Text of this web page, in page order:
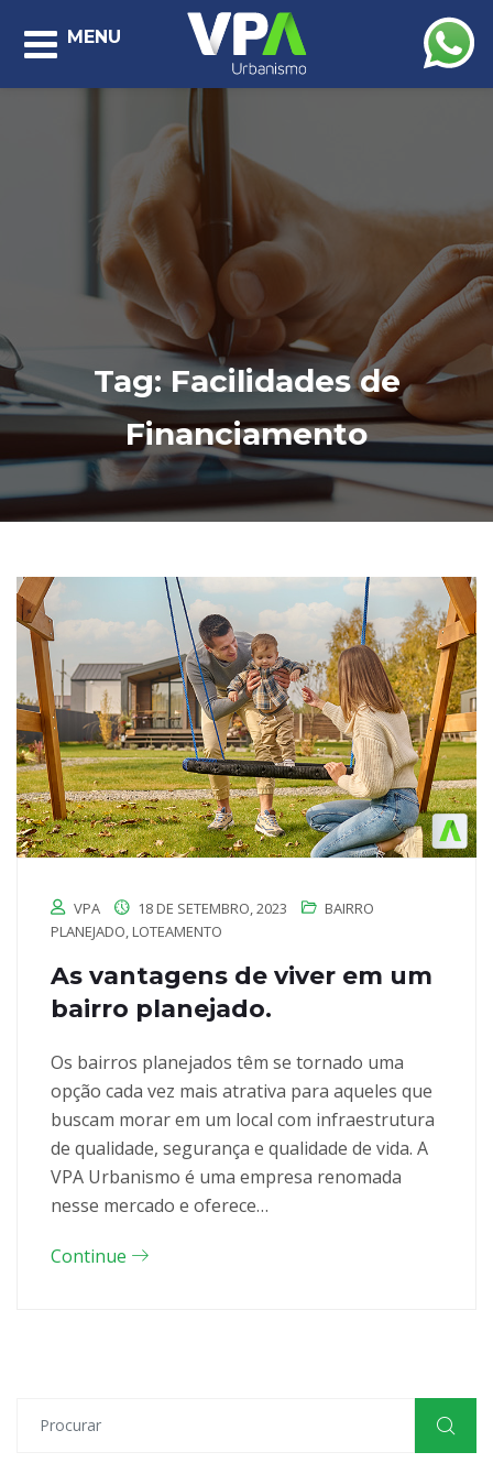
Tag:Facilidades de
Financiamento
VPA 18 DE SETEMBRO, 2023
BAIRRO
PLANEJADO, LOTEAMENTO
As vantagens de viver em um
bairro planejado.
Os bairros planejados têm se tornado uma
opção cada vez mais atrativa para aqueles que
buscam morar em um local com infraestrutura
de qualidade, segurança e qualidade de vida. A
VPA Urbanismo é uma empresa renomada
nesse mercado e oferece…
Continue
MENU